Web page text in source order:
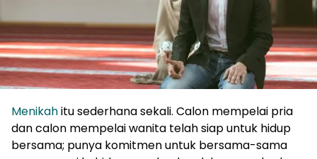
Menikahitu sederhana sekali. Calon mempelai pria
dan calon mempelai wanita telah siap untuk hidup
bersama; punya komitmen untuk bersama-sama